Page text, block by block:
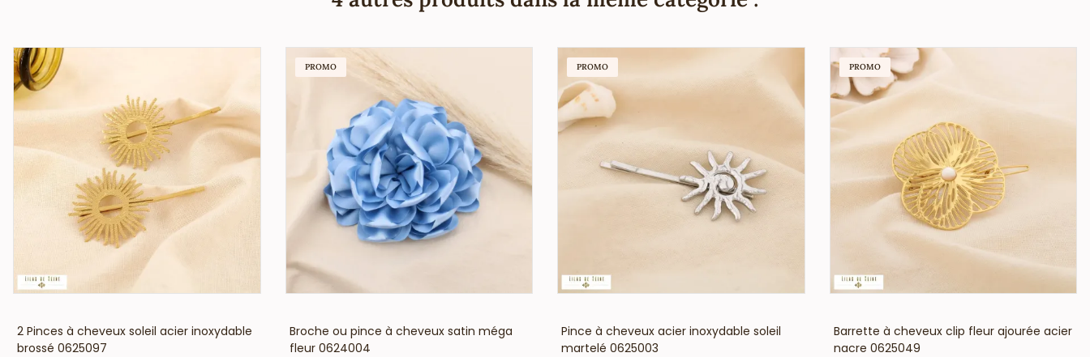
2 Pinces à cheveux soleil acier inoxydable
brossé 0625097
Broche ou pince à cheveux satin méga
fleur 0624004
PROMO
Pince à cheveux acier inoxydable soleil
martelé 0625003
PROMO
Barrette à cheveux clip fleur ajourée acier
nacre 0625049
PROMO